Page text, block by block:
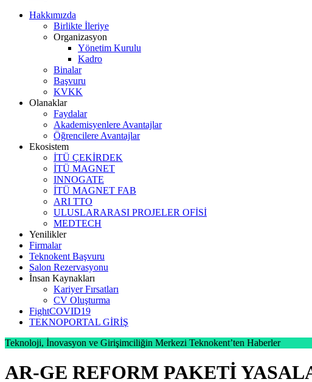
Hakkımızda
Birlikte İleriye
Organizasyon
Yönetim Kurulu
Kadro
Binalar
Başvuru
KVKK
Olanaklar
Faydalar
Akademisyenlere Avantajlar
Öğrencilere Avantajlar
Ekosistem
İTÜ ÇEKİRDEK
İTÜ MAGNET
INNOGATE
İTÜ MAGNET FAB
ARI TTO
ULUSLARARASI PROJELER OFİSİ
MEDTECH
Yenilikler
Firmalar
Teknokent Başvuru
Salon Rezervasyonu
İnsan Kaynakları
Kariyer Fırsatları
CV Oluşturma
FightCOVID19
TEKNOPORTAL GİRİŞ
Teknoloji, İnovasyon ve Girişimciliğin Merkezi Teknokent’ten Haberler
AR-GE REFORM PAKETİ